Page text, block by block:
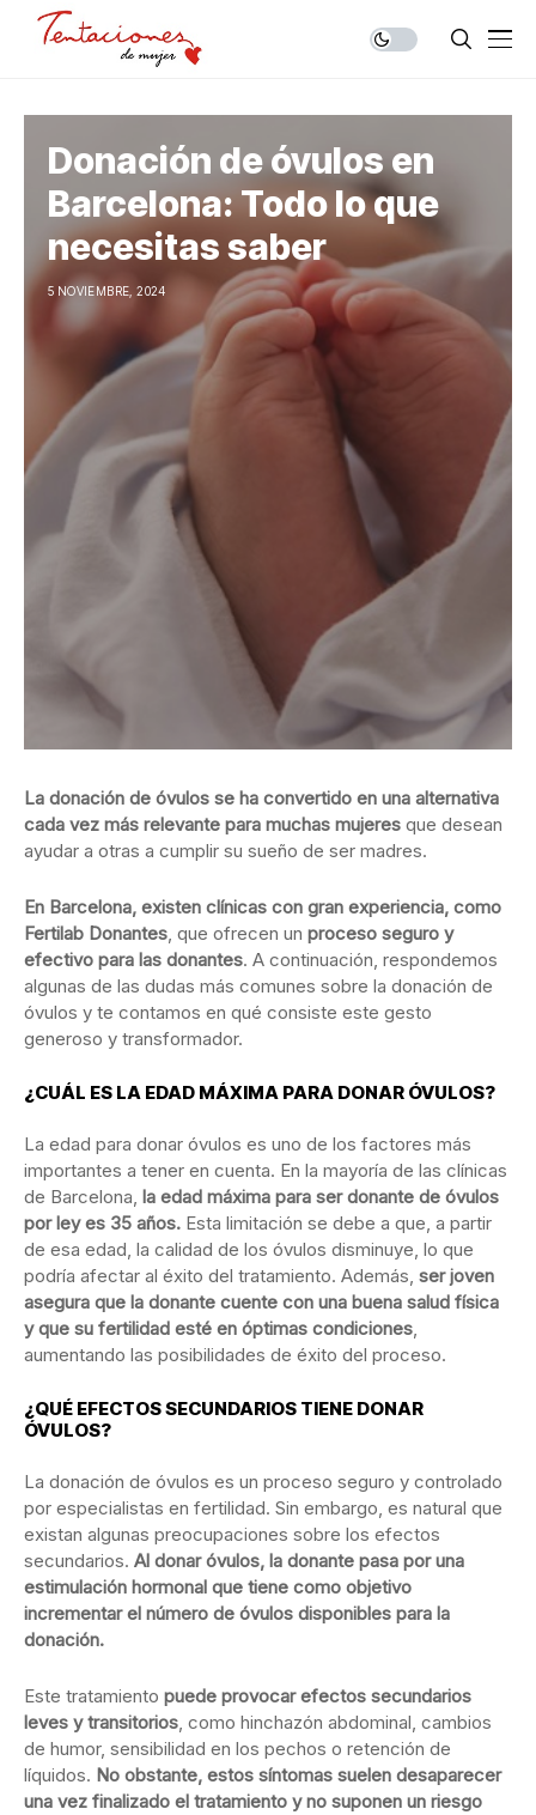
Donación de óvulos en
Barcelona: Todo lo que
necesitas saber
5 NOVIEMBRE, 2024
La donación de óvulos se ha convertido en una alternativa
cada vez más relevante para muchas mujeres que desean
ayudar a otras a cumplir su sueño de ser madres.
En Barcelona, existen clínicas con gran experiencia, como
Fertilab Donantes, que ofrecen un proceso seguro y
efectivo para las donantes. A continuación, respondemos
algunas de las dudas más comunes sobre la donación de
óvulos y te contamos en qué consiste este gesto
generoso y transformador.
¿CUÁL ES LA EDAD MÁXIMA PARA DONAR ÓVULOS?
La edad para donar óvulos es uno de los factores más
importantes a tener en cuenta. En la mayoría de las clínicas
de Barcelona, la edad máxima para ser donante de óvulos
por ley es 35 años. Esta limitación se debe a que, a partir
de esa edad, la calidad de los óvulos disminuye, lo que
podría afectar al éxito del tratamiento. Además, ser joven
asegura que la donante cuente con una buena salud física
y que su fertilidad esté en óptimas condiciones,
aumentando las posibilidades de éxito del proceso.
¿QUÉ EFECTOS SECUNDARIOS TIENE DONAR
ÓVULOS?
La donación de óvulos es un proceso seguro y controlado
por especialistas en fertilidad. Sin embargo, es natural que
existan algunas preocupaciones sobre los efectos
secundarios. Al donar óvulos, la donante pasa por una
estimulación hormonal que tiene como objetivo
incrementar el número de óvulos disponibles para la
donación.
Este tratamiento puede provocar efectos secundarios
leves y transitorios, como hinchazón abdominal, cambios
de humor, sensibilidad en los pechos o retención de
líquidos. No obstante, estos síntomas suelen desaparecer
una vez finalizado el tratamiento y no suponen un riesgo